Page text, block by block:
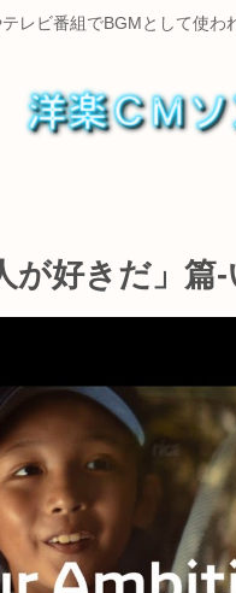
レビ番組でBGMとして使
が好きだ」篇